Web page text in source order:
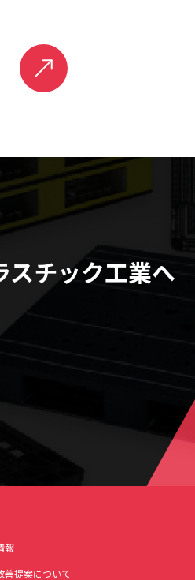
スチック工業へ
報
善提案について